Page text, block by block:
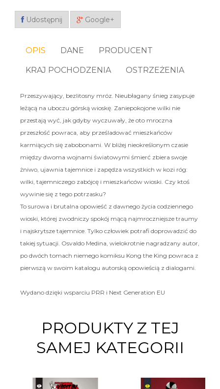
Udostępnij Google+
OPIS DANE PRODUCENT
KRAJ POCHODZENIA OSTRZEŻENIA
Przeszywający, bezlitosny mróz. Nieubłagany śnieg zasypuje
leżącą na uboczu górską wioskę. Zaniepokojone wilki nie
przestają wyć, jak gdyby wyczuwały, że oto mroczna
przeszłość powraca, aby prześladować mieszkańców
karmiących się zabobonami. W bliżej nieokreślonym czasie
między dwoma wojnami światowymi śmierć zbiera swoje
żniwo, ujawnia tajemnice i zapędza wszystkich w kozi róg:
wilki, tajemniczego zabójcę i mieszkańców wioski. Czy ktoś
wywinie się z tego potrzasku?
To surowa i brutalna opowieść z dawnego życia codziennego
wioski, której zwodniczy spokój mącą najmroczniejsze traumy
i najskrytsze tajemnice. Tylko człowiek potrafi doprowadzić do
takiej sytuacji. Osvaldo Medina, wielokrotnie nagradzany autor,
po dwóch tomach niemego komiksu Kong the King powraca z
pierwszą w swoim katalogu autorską opowieścią z dialogami.
Wydano dzięki wsparciu PRR i Next Generation EU
PRODUKTY Z TEJ
SAMEJ KATEGORII